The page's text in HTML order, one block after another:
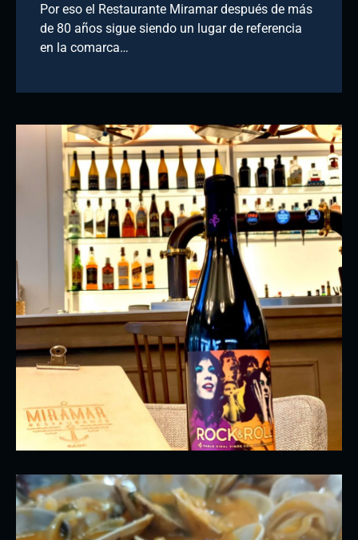
Por eso el Restaurante Miramar después de más
de 80 años sigue siendo un lugar de referencia
en la comarca…